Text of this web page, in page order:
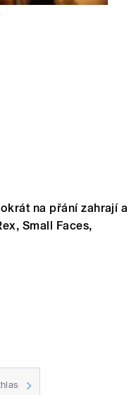
na přání zahrají a
Small Faces,